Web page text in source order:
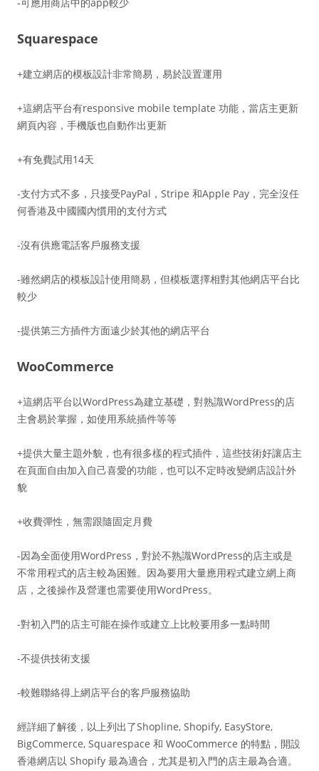
Squarespace
+建立網店的模板設計非常簡易，易於設置運用
+這網店平台有responsive mobile template 功能，當店主更新
網頁內容，手機版也自動作出更新
+有免費試用14天
-支付方式不多，只接受PayPal，Stripe 和Apple Pay，完全沒任
何香港及中國國內慣用的支付方式
-沒有供應電話客戶服務支援
-雖然網店的模板設計使用簡易，但模板選擇相對其他網店平台比
較少
-提供第三方插件方面遠少於其他的網店平台
WooCommerce
+這網店平台以WordPress為建立基礎，對熟識WordPress的店
主會易於掌握，如使用系統插件等等
+提供大量主題外貌，也有很多樣的程式插件，這些技術好讓店主
在頁面自由加入自己喜愛的功能，也可以不定時改變網店設計外
貌
+收費彈性，無需跟隨固定月費
-因為全面使用WordPress，對於不熟識WordPress的店主或是
不常用程式的店主較為困難。因為要用大量應用程式建立網上商
店，之後操作及營運也需要使用WordPress。
-對初入門的店主可能在操作或建立上比較要用多一點時間
-不提供技術支援
-較難聯絡得上網店平台的客戶服務協助
經詳細了解後，以上列出了Shopline, Shopify, EasyStore,
BigCommerce, Squarespace 和 WooCommerce 的特點，開設
香港網店以 Shopify 最為適合，尤其是初入門的店主最為合適。